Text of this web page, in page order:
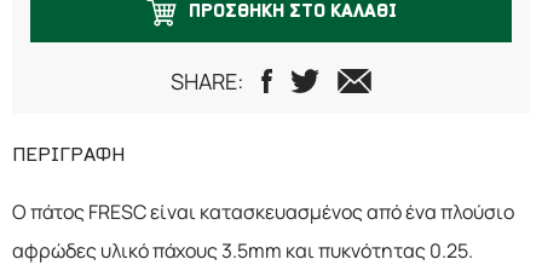
ΠΡΟΣΘΗΚΗ ΣΤΟ ΚΑΛΑΘΙ
SHARE:
ΠΕΡΙΓΡΑΦΗ
Ο πάτος FRESC είναι κατασκευασμένος από ένα πλούσιο
αφρώδες υλικό πάχους 3.5mm και πυκνότητας 0.25.